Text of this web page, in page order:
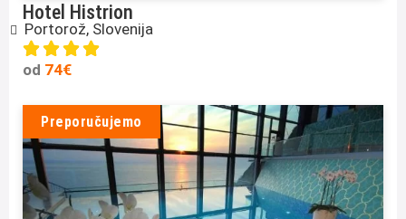
Hotel Histrion
Portorož, Slovenija

od 74€
Preporučujemo